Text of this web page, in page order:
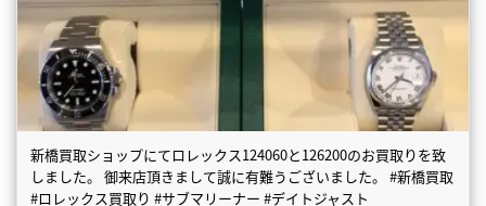
新橋買取ショップにてロレックス124060と126200のお買取りを致
しました。 御来店頂きまして誠に有難うございました。 #新橋買取
#ロレックス買取り #サブマリーナー #デイトジャスト